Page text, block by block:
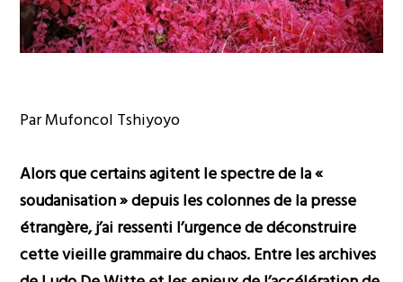
Par Mufoncol Tshiyoyo
Alors que certains agitent le spectre de la «
soudanisation » depuis les colonnes de la presse
étrangère, j’ai ressenti l’urgence de déconstruire
cette vieille grammaire du chaos. Entre les archives